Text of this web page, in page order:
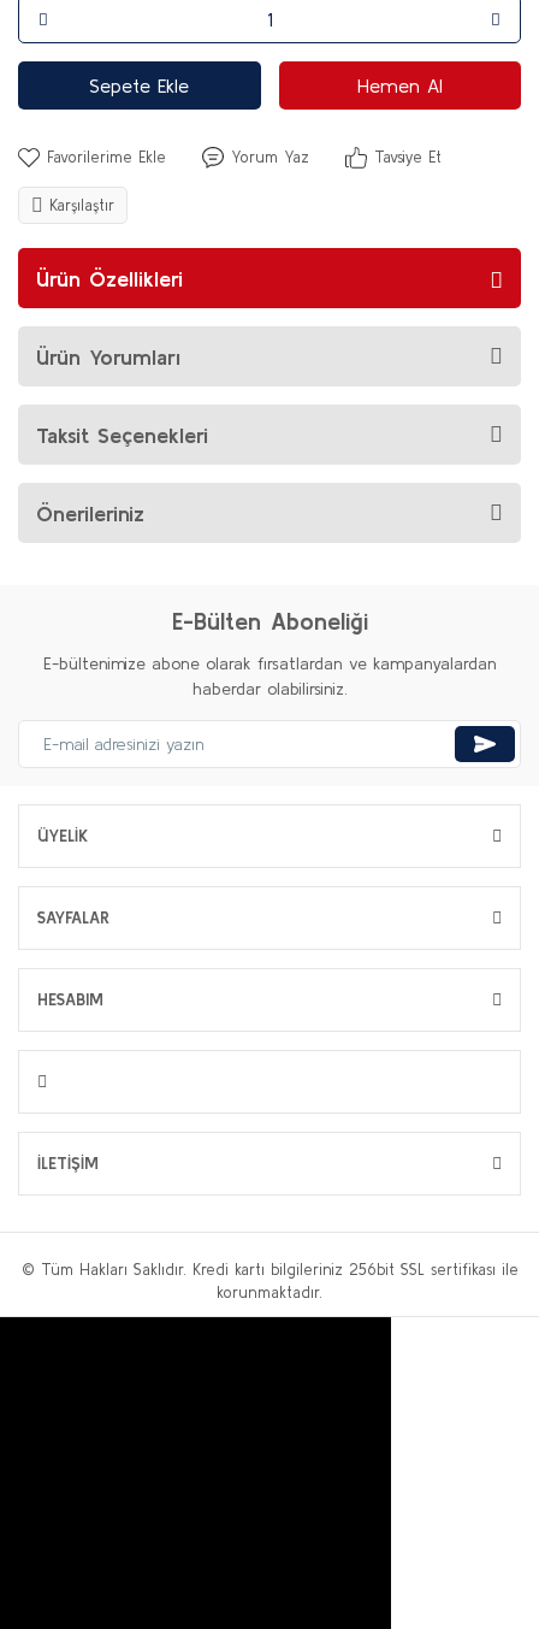
Sepete Ekle Hemen Al
Yorum Yaz Tavsiye Et
Karşılaştır
Ürün Özellikleri
Ürün Yorumları
Taksit Seçenekleri
Önerileriniz
E-Bülten Aboneliği
E-bültenimize abone olarak fırsatlardan ve kampanyalardan
haberdar olabilirsiniz.
ÜYELİK
SAYFALAR
HESABIM
İLETİŞİM
© Tüm Hakları Saklıdır. Kredi kartı bilgileriniz 256bit SSL sertifikası ile
korunmaktadır.